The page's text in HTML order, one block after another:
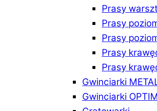
Prasy
Prasy
Prasy
Prasy
Prasy
Gwinciarki
Gwinciarki